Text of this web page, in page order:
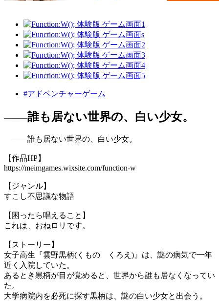
#アドベンチャーゲーム
――誰も居ない世界の、白い少女。
――誰も居ない世界の、白い少女。
【作品HP】
https://meimgames.wixsite.com/function-w
【ジャンル】
すこし不思議な物語
【困ったら唱えること】
これは、おねロリです。
【ストーリー】
女子高生『雲野黒柄(くもの くろえ)』は、謎の病気で一年
近く入院していた。
あるとき黒柄が目が覚めると、世界から誰も居なくなってい
た。
大学病院内を必死に探す黒柄は、謎の白い少女と出会う。